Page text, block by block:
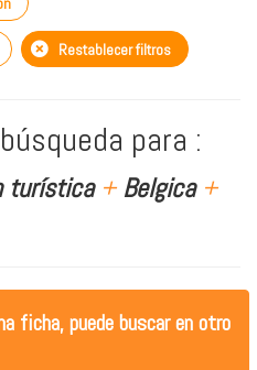
Restablecer filtros
para :
turística +Belgica +
ficha, puede buscar en otro